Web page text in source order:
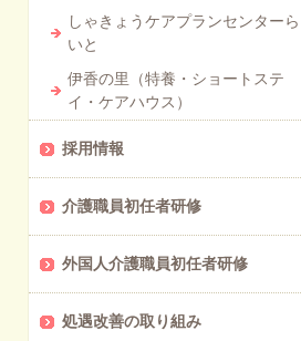
しゃきょうケアプランセンターら
いと
伊香の里（特養・ショートステ
イ・ケアハウス）
採用情報
介護職員初任者研修
外国人介護職員初任者研修
処遇改善の取り組み